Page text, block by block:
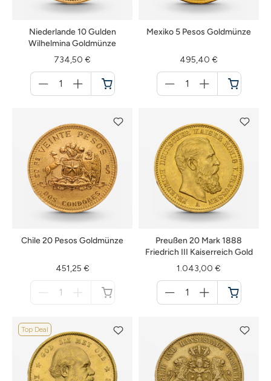
Niederlande 10 Gulden
Wilhelmina Goldmünze
734,50 €
für
Warenkorb
Mexiko 5 Pesos Goldmünze
495,40 €
für
Warenkorb
Chile 20 Pesos Goldmünze
451,25 €
Preußen 20 Mark 1888
Friedrich III Kaiserreich Gold
1.043,00 €
für
Warenkorb
Top Deal